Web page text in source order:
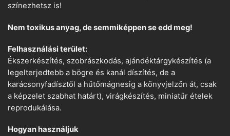
színezhetsz is!
Nem toxikus anyag, de semmiképpen se edd meg!
Felhasználási terület:
Ékszerkészítés, szobrászkodás, ajándéktárgykészítés (a
legelterjedtebb a bögre és kanál díszítés, de a
karácsonyfadísztől a hűtőmágnesig a könyvjelzőn át, csak
a képzelet szabhat határt), virágkészítés, miniatűr ételek
reprodukálása.
Hogyan használjuk